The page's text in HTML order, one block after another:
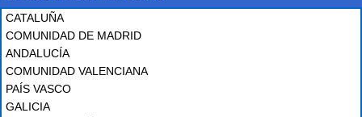
CATALUÑA
COMUNIDAD DE MADRID
ANDALUCÍA
COMUNIDAD VALENCIANA
PAÍS VASCO
GALICIA